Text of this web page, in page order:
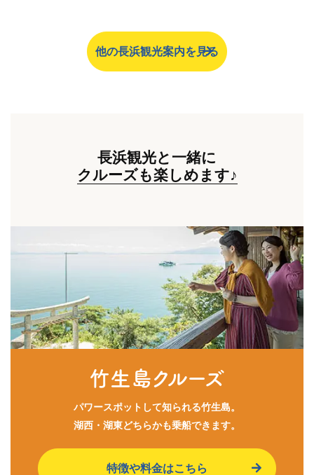
他の長浜観光案内を見る
長浜観光と一緒に
クルーズも楽しめます♪
竹生島クルーズ
パワースポットして知られる竹生島。
湖西・湖東どちらかも乗船できます。
特徴や料金はこちら